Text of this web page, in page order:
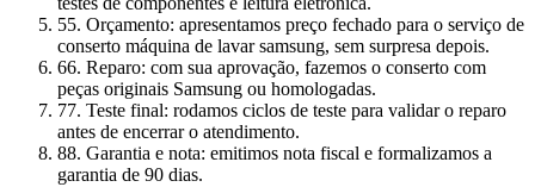
55. Orçamento: apresentamos preço fechado para o serviço de
conserto máquina de lavar samsung, sem surpresa depois.
66. Reparo: com sua aprovação, fazemos o conserto com
peças originais Samsung ou homologadas.
77. Teste final: rodamos ciclos de teste para validar o reparo
antes de encerrar o atendimento.
88. Garantia e nota: emitimos nota fiscal e formalizamos a
garantia de 90 dias.